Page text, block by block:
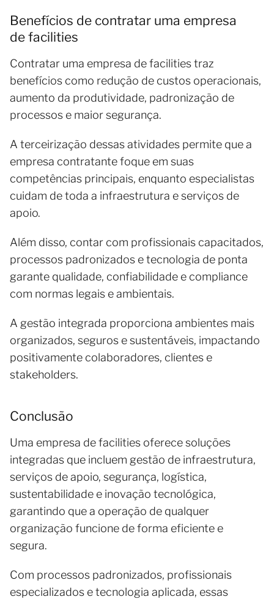
Benefícios de contratar uma empresa
de facilities
Contratar uma empresa de facilities traz
benefícios como redução de custos operacionais,
aumento da produtividade, padronização de
processos e maior segurança.
A terceirização dessas atividades permite que a
empresa contratante foque em suas
competências principais, enquanto especialistas
cuidam de toda a infraestrutura e serviços de
apoio.
Além disso, contar com profissionais capacitados,
processos padronizados e tecnologia de ponta
garante qualidade, confiabilidade e compliance
com normas legais e ambientais.
A gestão integrada proporciona ambientes mais
organizados, seguros e sustentáveis, impactando
positivamente colaboradores, clientes e
stakeholders.
Conclusão
Uma empresa de facilities oferece soluções
integradas que incluem gestão de infraestrutura,
serviços de apoio, segurança, logística,
sustentabilidade e inovação tecnológica,
garantindo que a operação de qualquer
organização funcione de forma eficiente e
segura.
Com processos padronizados, profissionais
especializados e tecnologia aplicada, essas